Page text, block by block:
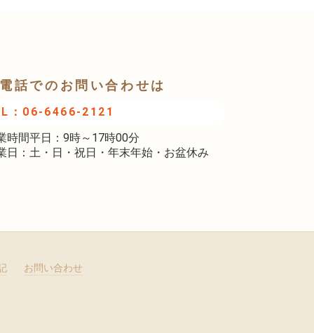
話でのお問い合わせは
：06-6466-2121
時間平日：9時～17時00分
日：土・日・祝日・年末年始・お盆休み
お問い合わせ